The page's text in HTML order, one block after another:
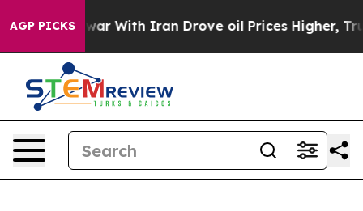
AGP PICKS
As war With Iran Drove oil Prices Higher, Trump